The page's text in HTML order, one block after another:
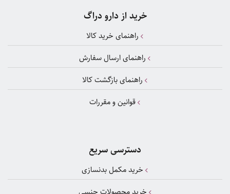
خرید از دارو دراگ
راهنمای خرید کالا
راهنمای ارسال سفارش
راهنمای بازگشت کالا
قوانین و مقررات
دسترسی سریع
خرید مکمل بدنسازی